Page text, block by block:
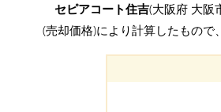
セピアコート住吉(大阪府 大阪
(売却価格)により計算したもので